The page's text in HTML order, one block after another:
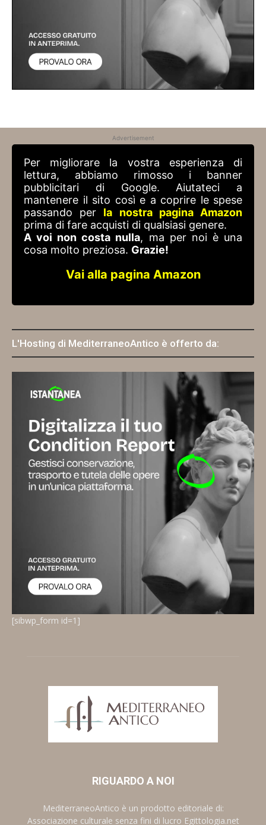
Advertisement
Per migliorare la vostra esperienza di
lettura, abbiamo rimosso i banner
pubblicitari di Google. Aiutateci a
mantenere il sito così e a coprire le spese
passando per la nostra pagina Amazon
prima di fare acquisti di qualsiasi genere.
A voi non costa nulla, ma per noi è una
cosa molto preziosa. Grazie!
Vai alla pagina Amazon
L'Hosting di MediterraneoAntico è offerto da:
[sibwp_form id=1]
RIGUARDO A NOI
MediterraneoAntico è un prodotto editoriale di:
Associazione culturale senza fini di lucro Egittologia.net